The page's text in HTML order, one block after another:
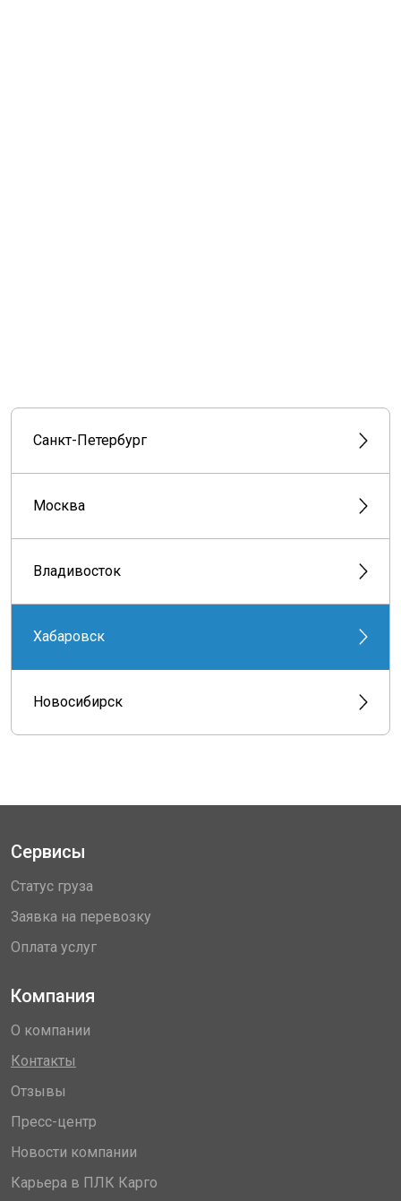
Санкт-Петербург
Москва
Владивосток
Хабаровск
Новосибирск
Сервисы
Статус груза
Заявка на перевозку
Оплата услуг
Компания
О компании
Контакты
Отзывы
Пресс-центр
Новости компании
Карьера в ПЛК Карго